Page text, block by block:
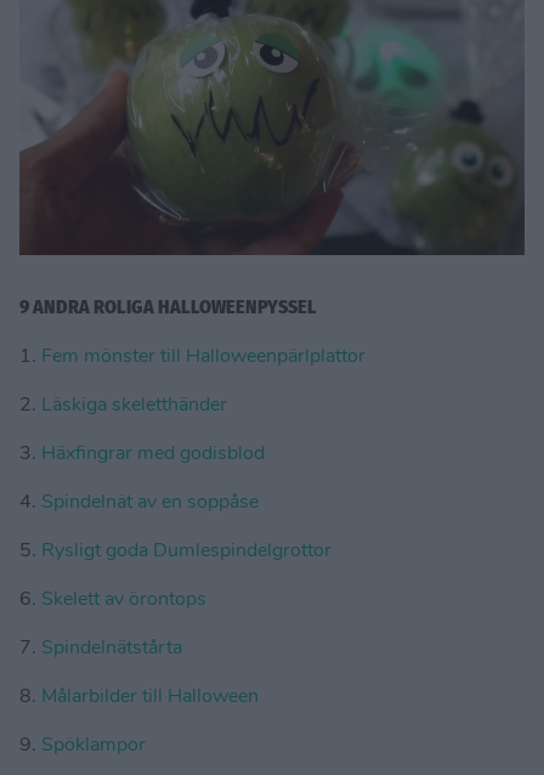
9 ANDRA ROLIGA HALLOWEENPYSSEL
1. Fem mönster till Halloweenpärlplattor
2. Läskiga skeletthänder
3. Häxfingrar med godisblod
4. Spindelnät av en soppåse
5. Rysligt goda Dumlespindelgrottor
6. Skelett av örontops
7. Spindelnätstårta
8. Målarbilder till Halloween
9. Spöklampor